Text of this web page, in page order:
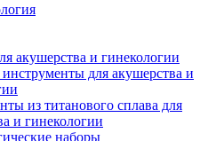
акушерства и гинекологии
для акушерства и
из титанового сплава для
и гинекологии
наборы